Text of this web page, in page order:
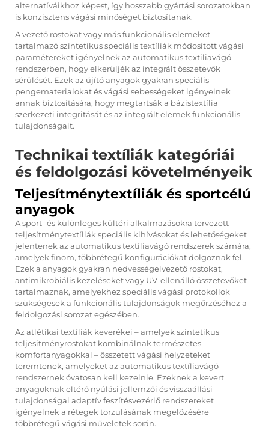
alternatíváikhoz képest, így hosszabb gyártási sorozatokban
is konzisztens vágási minőséget biztosítanak.
A vezető rostokat vagy más funkcionális elemeket
tartalmazó szintetikus speciális textíliák módosított vágási
paramétereket igényelnek az automatikus textíliavágó
rendszerben, hogy elkerüljék az integrált összetevők
sérülését. Ezek az újító anyagok gyakran speciális
pengematerialokat és vágási sebességeket igényelnek
annak biztosítására, hogy megtartsák a bázistextília
szerkezeti integritását és az integrált elemek funkcionális
tulajdonságait.
Technikai textíliák kategóriái
és feldolgozási követelményeik
Teljesítménytextíliák és sportcélú
anyagok
A sport- és különleges kültéri alkalmazásokra tervezett
teljesítménytextíliák speciális kihívásokat és lehetőségeket
jelentenek az automatikus textíliavágó rendszerek számára,
amelyek finom, többrétegű konfigurációkat dolgoznak fel.
Ezek a anyagok gyakran nedvességelvezető rostokat,
antimikrobiális kezeléseket vagy UV-ellenálló összetevőket
tartalmaznak, amelyekhez speciális vágási protokollok
szükségesek a funkcionális tulajdonságok megőrzéséhez a
feldolgozási sorozat egészében.
Az atlétikai textíliák keverékei – amelyek szintetikus
teljesítményrostokat kombinálnak természetes
komfortanyagokkal – összetett vágási helyzeteket
teremtenek, amelyeket az automatikus textíliavágó
rendszernek óvatosan kell kezelnie. Ezeknek a kevert
anyagoknak eltérő nyúlási jellemzői és visszaállási
tulajdonságai adaptív feszítésvezérlő rendszereket
igényelnek a rétegek torzulásának megelőzésére
többrétegű vágási műveletek során.